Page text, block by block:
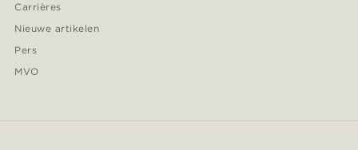
Carrières
Nieuwe artikelen
Pers
MVO